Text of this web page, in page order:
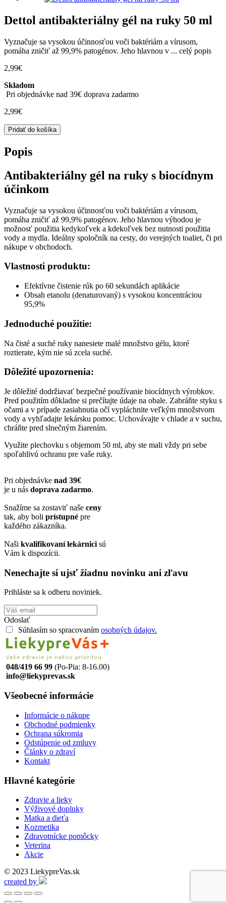
Dettol antibakteriálny gél na ruky 50 ml
Vyznačuje sa vysokou účinnosťou voči baktériám a vírusom,
pomáha zničiť až 99,9% patogénov. Jeho hlavnou v ... celý popis
2,99€
Skladom
Pri objednávke nad 39€ doprava zadarmo
2,99€
množstvo
Dettol
antibakteriálny
gél
ruky
ml
Pridať do košíka
Popis
Antibakteriálny gél na ruky s biocídnym
účinkom
Vyznačuje sa vysokou účinnosťou voči baktériám a vírusom,
pomáha zničiť až 99,9% patogénov. Jeho hlavnou výhodou je
možnosť použitia kedykoľvek a kdekoľvek bez nutnosti použitia
vody a mydla. Ideálny spoločník na cesty, do verejných toaliet, či pri
nákupe v obchodoch.
Vlastnosti produktu:
Efektívne čistenie rúk po 60 sekundách aplikácie
Obsah etanolu (denaturovaný) s vysokou koncentráciou
95,9%
Jednoduché použitie:
Na čisté a suché ruky nanesiete malé množstvo gélu, ktoré
roztierate, kým nie sú zcela suché.
Dôležité upozornenia:
Je dôležité dodržiavať bezpečné používanie biocídnych výrobkov.
Pred použitím dôkladne si prečítajte údaje na obale. Zabráňte styku s
očami a v prípade zasiahnutia očí vypláchnite veľkým množstvom
vody a vyhľadajte lekársku pomoc. Uchovávajte v chlade a v suchu,
chráňte pred slnečným žiarením.
Využite plechovku s objemom 50 ml, aby ste mali vždy pri sebe
spoľahlivú ochranu pre vaše ruky.
Pri objednávke nad 39€
je u nás doprava zadarmo.
Snažíme sa zostaviť naše ceny
tak, aby boli prístupné pre
každého zákazníka.
Naši kvalifikovaní lekárnici sú
Vám k dispozícii.
Nenechajte si ujsť žiadnu novinku ani zľavu
Prihláste sa k odberu noviniek.
Odoslať
Súhlasím so spracovaním osobných údajov.
048/419 66 99 (Po-Pia: 8-16.00)
info@liekyprevas.sk
Všeobecné informácie
Informácie o nákupe
Obchodné podmienky
Ochrana súkromia
Odstúpenie od zmluvy
Články o zdraví
Kontakt
Hlavné kategórie
Zdravie a lieky
Výživové doplnky
Matka a dieťa
Kozmetika
Zdravotnícke pomôcky
Veterina
Akcie
© 2023 LiekypreVas.sk
created by